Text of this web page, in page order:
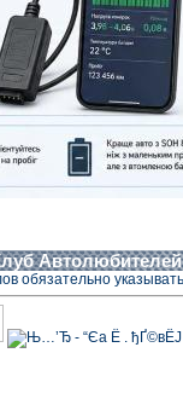
Автолюбителей
обязательно